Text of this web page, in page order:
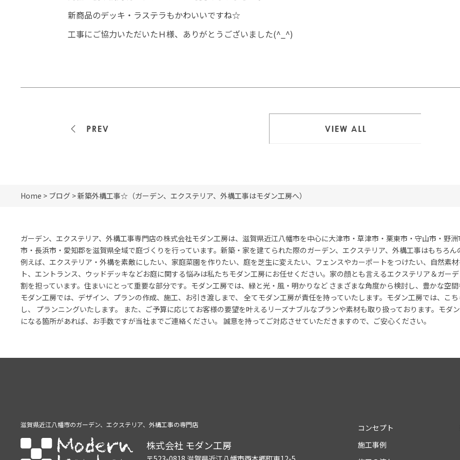
新商品のデッキ・ラステラもかわいいですね☆
工事にご協力いただいたＨ様、ありがとうございました(^_^)
Home > ブログ > 新築外構工事☆（ガーデン、エクステリア、外構工事はモダン工房へ）
ガーデン、エクステリア、外構工事専門店の株式会社モダン工房は、滋賀県近江八幡市を中心に大津市・草津市・栗東市・守山市・野
市・長浜市・愛知郡を滋賀県全域で庭づくりを行っています。新築・家を建てられた際のガーデン、エクステリア、外構工事はもちろ
例えば、エクステリア・外構を素敵にしたい、家庭菜園を作りたい、庭を芝生に変えたい、フェンスやカーポートをつけたい、自然素
ト、エントランス、ウッドデッキなどお庭に関する悩みは私たちモダン工房にお任せください。家の顔とも言えるエクステリア＆ガー
割を担っています。住まいにとって重要な部分です。モダン工房では、緑と光・風・明かりなど さまざまな角度から検討し、豊かな空間
モダン工房では、デザイン、プランの作成、施工、お引き渡しまで、 全てモダン工房が責任を持っていたします。モダン工房では、こ
し、 プランニングいたします。 また、ご予算に応じてお客様の要望を叶えるリーズナブルなプランや素材も取り扱っております。モ
になる箇所があれば、お手数ですが当社までご連絡ください。 誠意を持ってご対応させていただきますので、ご安心ください。
滋賀県近江八幡市のガーデン、エクステリア、外構工事の専門店
株式会社 モダン工房
コンセプト
施工事例